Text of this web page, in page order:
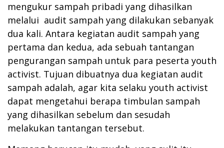
mengukur sampah pribadi yang dihasilkan
melalui audit sampah yang dilakukan sebanyak
dua kali. Antara kegiatan audit sampah yang
pertama dan kedua, ada sebuah tantangan
pengurangan sampah untuk para peserta youth
activist. Tujuan dibuatnya dua kegiatan audit
sampah adalah, agar kita selaku youth activist
dapat mengetahui berapa timbulan sampah
yang dihasilkan sebelum dan sesudah
melakukan tantangan tersebut.